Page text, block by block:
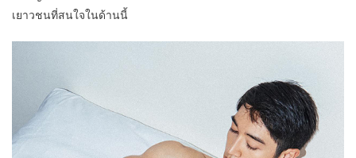
เยาวชนที่สนใจในด้านนี้